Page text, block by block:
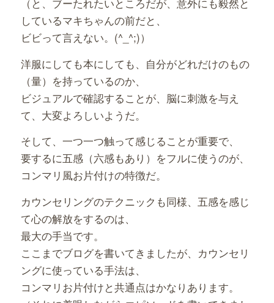
しているマキちゃんの前だと、
ビビって言えない。(^_^;)）
洋服にしても本にしても、自分がどれだけのもの
（量）を持っているのか、
ビジュアルで確認することが、脳に刺激を与え
て、大変よろしいようだ。
そして、一つ一つ触って感じることが重要で、
要するに五感（六感もあり）をフルに使うのが、
コンマリ風お片付けの特徴だ。
カウンセリングのテクニックも同様、五感を感じ
て心の解放をするのは、
最大の手当です。
ここまでブログを書いてきましたが、カウンセリ
ングに使っている手法は、
コンマリお片付けと共通点はかなりあります。